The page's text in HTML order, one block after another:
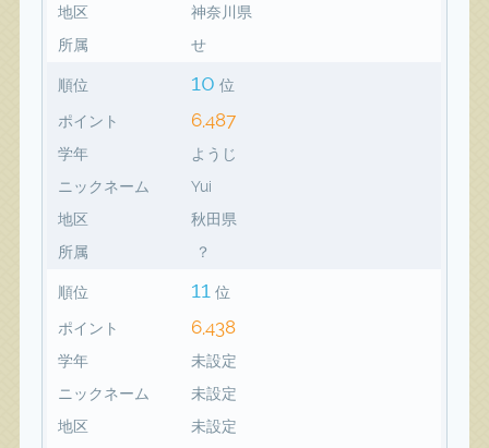
地区
神奈川県
所属
せ
順位 10 位
ポイント 6,487
学年
ようじ
ニックネーム
Yui
地区
秋田県
所属
？
順位 11 位
ポイント 6,438
学年
未設定
ニックネーム
未設定
地区
未設定